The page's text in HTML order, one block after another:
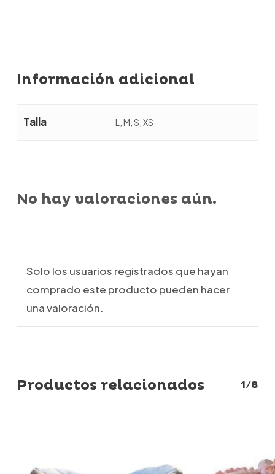
Información adicional
Talla L, M, S, XS
No hay valoraciones aún.
Solo los usuarios registrados que hayan
comprado este producto pueden hacer
una valoración.
Productos relacionados 1/8